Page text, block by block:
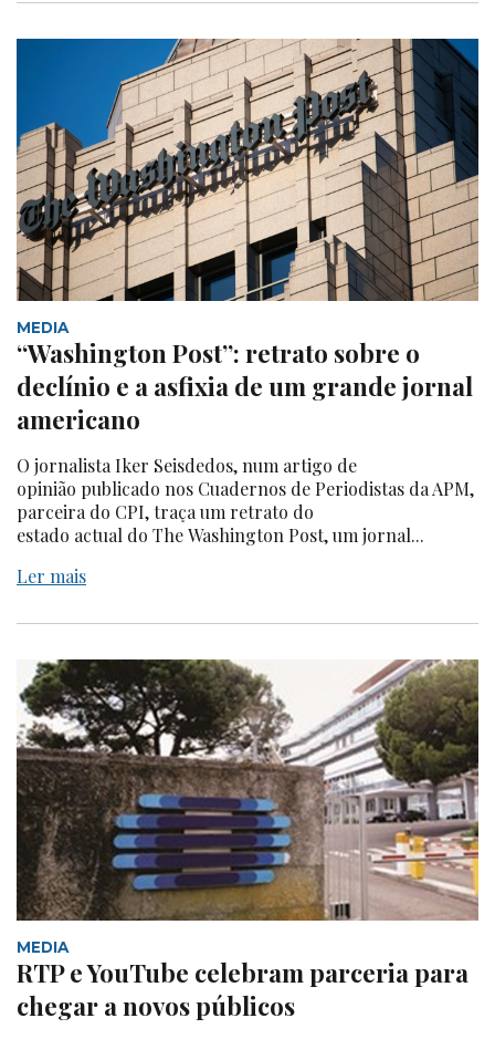
MEDIA
“Washington Post”: retrato sobre o
declínio e a asfixia de um grande jornal
americano
O jornalista Iker Seisdedos, num artigo de
opinião publicado nos Cuadernos de Periodistas da APM,
parceira do CPI, traça um retrato do
estado actual do The Washington Post, um jornal...
Ler mais
MEDIA
RTP e YouTube celebram parceria para
chegar a novos públicos